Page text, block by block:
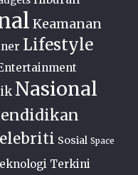
Keamanan
Lifestyle
Nasional
Sosial Space
Terkini